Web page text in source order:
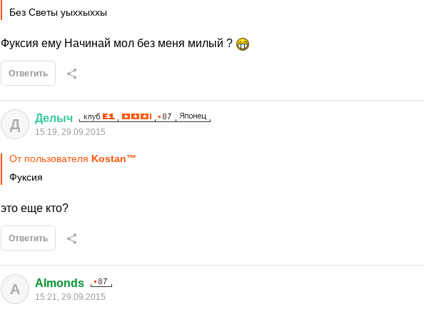
Без Светы уыххыххы
Фуксия ему Начинай мол без меня милый ?
Ответить
Д Делыч
15:19, 29.09.2015
От пользователя Kostan™
Фуксия
это еще кто?
Ответить
A Almonds
15:21, 29.09.2015